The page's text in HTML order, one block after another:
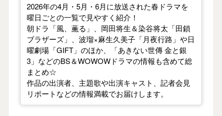
2026年の4月・5月・6月に放送された春ドラマを
曜日ごとの一覧で見やすく紹介！
朝ドラ「風、薫る」、岡田将生＆染谷将太「田鎖
ブラザーズ」、波瑠×麻生久美子「月夜行路」や日
曜劇場「GIFT」のほか、「あきない世傳 金と銀
3」などのBS＆WOWOWドラマの情報も含めて総
まとめ☆
作品の出演者、主題歌や出演キャスト、記者会見
リポートなどの情報満載でお届けします。